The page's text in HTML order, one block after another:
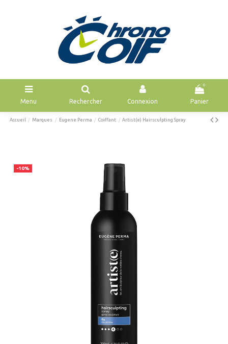
Menu Rechercher Connexion
0
Panier
Accueil Marques Eugene Perma Coiffant Artist(e) Hairsculpting Spray
-10%